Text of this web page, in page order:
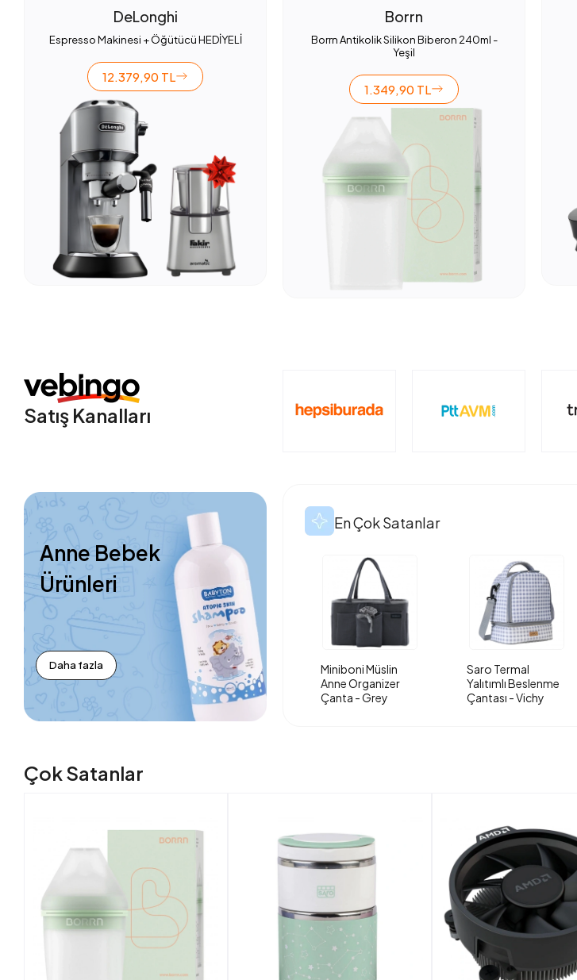
DeLonghi
Espresso Makinesi + Öğütücü HEDİYELİ
12.379,90 TL
Borrn
Borrn Antikolik Silikon Biberon 240ml -
Yeşil
1.349,90 TL
Satış Kanalları
Anne Bebek
Ürünleri
Daha fazla
En Çok Satanlar
Miniboni Müslin
Anne Organizer
Çanta - Grey
Saro Termal
Yalıtımlı Beslenme
Çantası - Vichy
Çok Satanlar